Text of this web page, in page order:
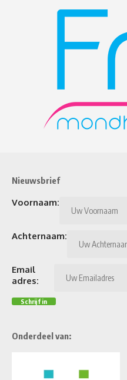
Nieuwsbrief
Voornaam:
Achternaam:
Email
adres:
Onderdeel van: